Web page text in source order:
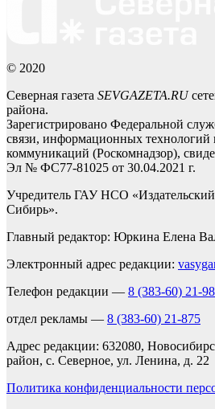
© 2020
Северная газета SEVGAZETA.RU
района.
Зарегистрировано Федеральной
связи, информационных технологий
коммуникаций (Роскомнадзор),
Эл № ФС77-81025 от 30.04.2021 г.
Учредитель ГАУ НСО
Сибирь».
Главный редактор: Юркина Елена
Электронный адрес редакции:
Телефон редакции — 8 (383-60) 21-
отдел рекламы — 8 (383-60) 21-875
Адрес редакции: 632080,
район, с. Северное, ул. Ленина, д. 22
Политика конфиденциальности